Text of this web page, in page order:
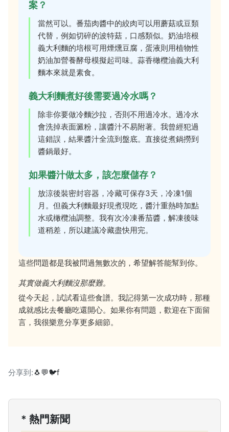
案？
當然可以。番茄肉醬中的絞肉可以用蘑菇或豆類
代替，例如切碎的波特菇，口感類似。奶油培根
義大利麵的培根可用煙燻豆腐，蛋液則用植物性
奶油加營養酵母模擬起司味。蒜香橄欖油義大利
麵本來就是素食。
義大利麵煮好後需要過冷水嗎？
除非你要做冷麵沙拉，否則不用過冷水。過冷水
會洗掉表面澱粉，讓醬汁不易附著。我曾經犯過
這錯誤，結果醬汁全流到盤底。直接從煮鍋撈到
醬鍋最好。
如果醬汁做太多，該怎麼儲存？
放涼後裝密封容器，冷藏可保存3天，冷凍1個
月。但義大利麵最好現煮現吃，醬汁重熱時加點
水或橄欖油調整。我有次冷凍番茄醬，解凍後味
道稍差，所以建議冷藏盡快用完。
這些問題都是我被問過無數次的，希望解答能幫到你。
其實做義大利麵沒那麼難。
從今天起，試試看這些食譜。我記得第一次成功時，那種
成就感比去餐廳吃還開心。如果你有問題，歡迎在下面留
言，我很樂意分享更多細節。
分享到:🐧💬🐦f
* 熱門新聞